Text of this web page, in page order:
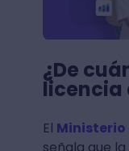
¿De
licencia
El Ministerio